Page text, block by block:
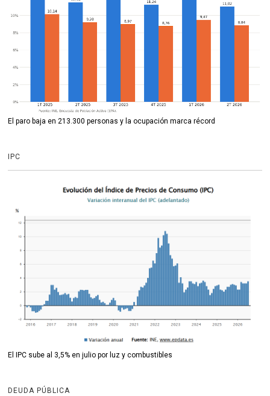
El paro baja en 213.300 personas y la ocupación marca récord
IPC
El IPC sube al 3,5% en julio por luz y combustibles
DEUDA PÚBLICA